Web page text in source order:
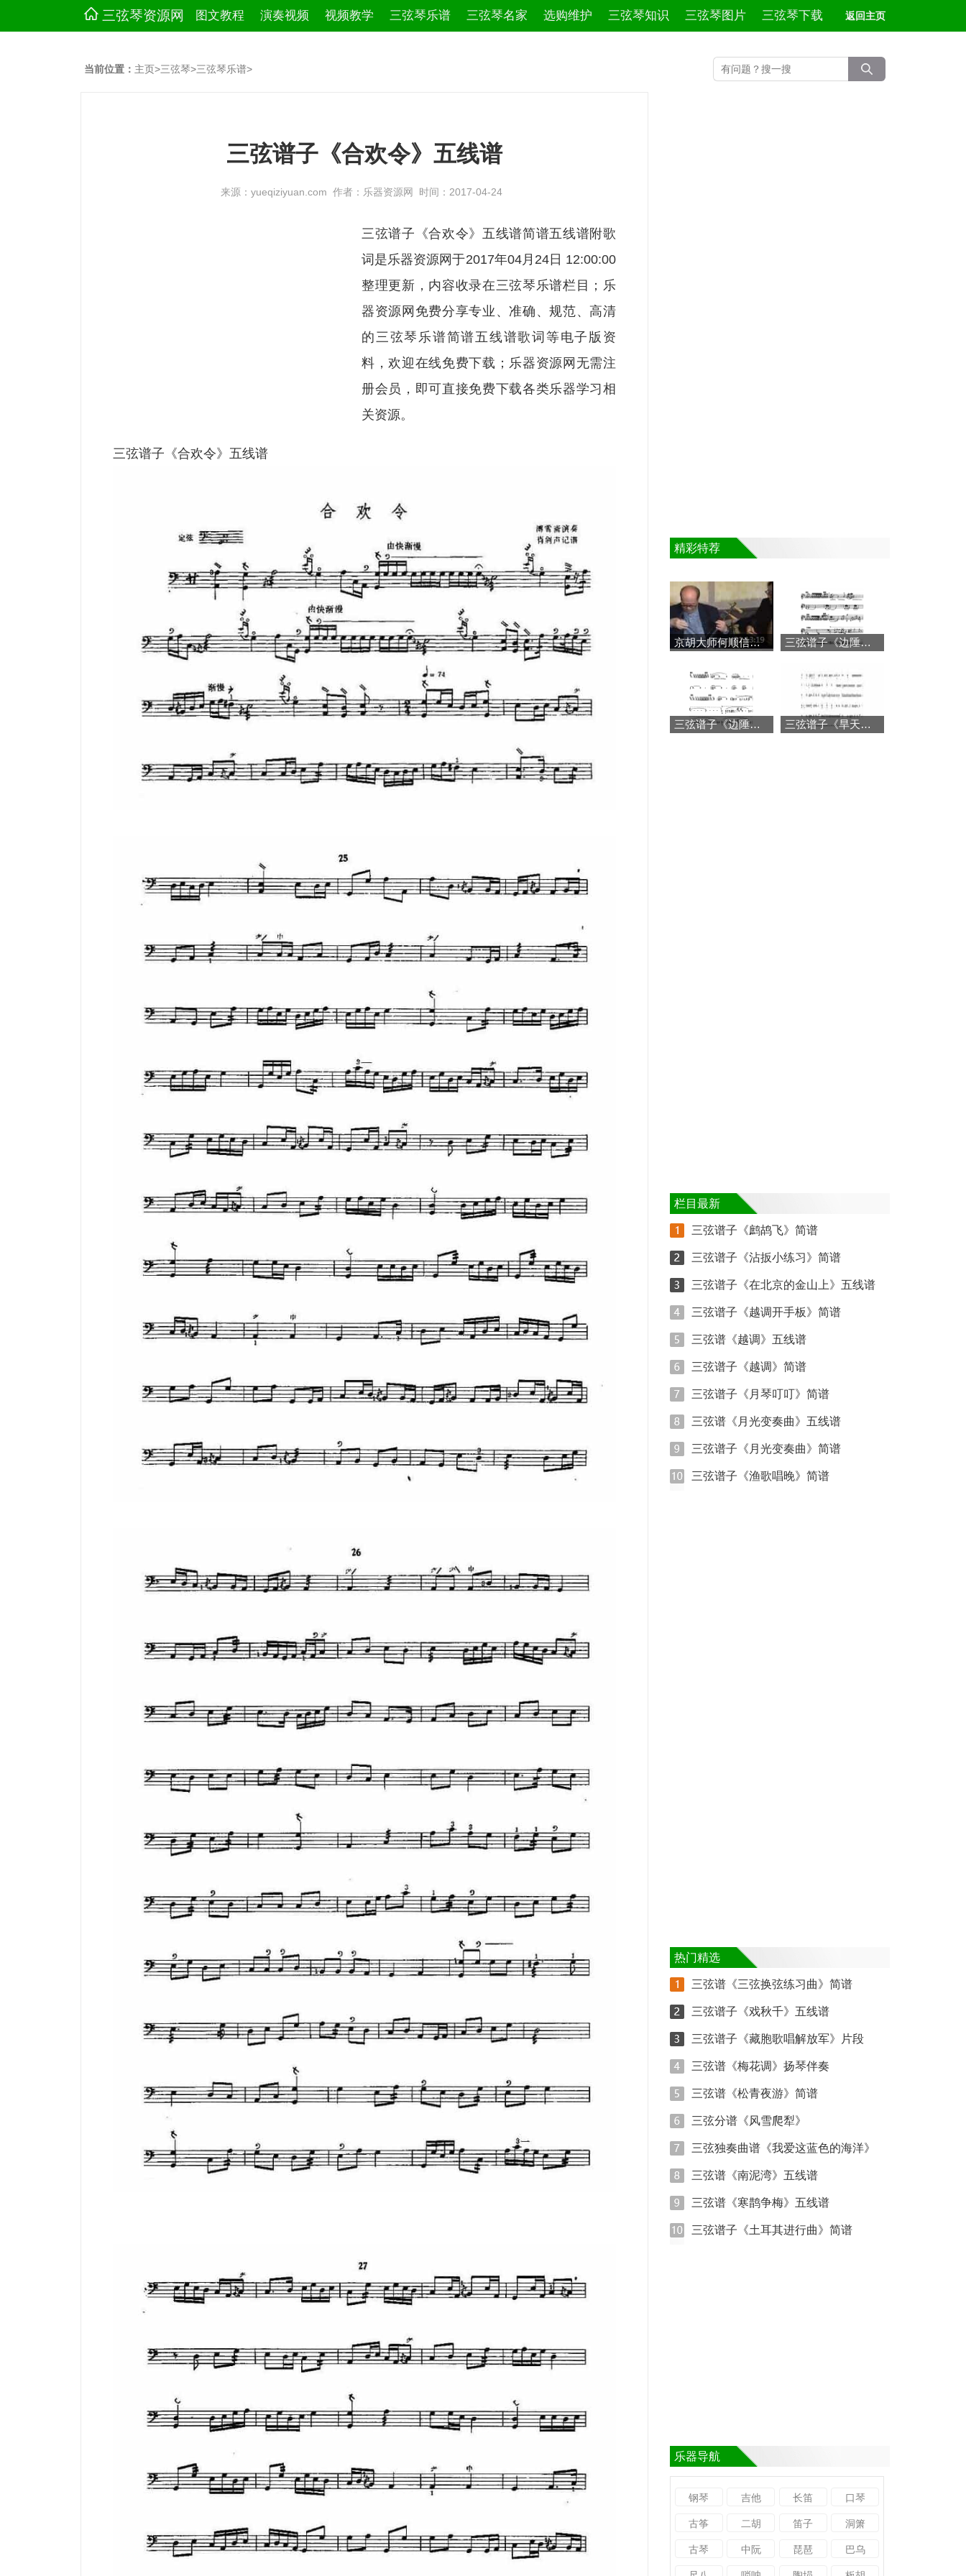
三弦琴资源网 图文教程 演奏视频 视频教学 三弦琴乐谱 三弦琴名家 选购维护 三弦琴知识 三弦琴图片 三弦琴下载 返回主页
当前位置： 主页>三弦琴>三弦琴乐谱>
三弦谱子《合欢令》五线谱
来源：yueqiziyuan.com 作者：乐器资源网 时间：2017-04-24
三弦谱子《合欢令》五线谱简谱五线谱附歌
词是乐器资源网于2017年04月24日 12:00:00
整理更新，内容收录在三弦琴乐谱栏目；乐
器资源网免费分享专业、准确、规范、高清
的三弦琴乐谱简谱五线谱歌词等电子版资
料，欢迎在线免费下载；乐器资源网无需注
册会员，即可直接免费下载各类乐器学习相
关资源。
三弦谱子《合欢令》五线谱
精彩特荐
京胡大师何顺信八十高龄 三弦谱子《边陲风情》五
三弦谱子《边陲风情》 三弦谱子《旱天雷》简谱
栏目最新
三弦谱子《鹧鸪飞》简谱
三弦谱子《沾扳小练习》简谱
三弦谱子《在北京的金山上》五线谱
三弦谱子《越调开手板》简谱
三弦谱《越调》五线谱
三弦谱子《越调》简谱
三弦谱子《月琴叮叮》简谱
三弦谱《月光变奏曲》五线谱
三弦谱子《月光变奏曲》简谱
三弦谱子《渔歌唱晚》简谱
热门精选
三弦谱《三弦换弦练习曲》简谱
三弦谱子《戏秋千》五线谱
三弦谱子《藏胞歌唱解放军》片段
三弦谱《梅花调》扬琴伴奏
三弦谱《松青夜游》简谱
三弦分谱《风雪爬犁》
三弦独奏曲谱《我爱这蓝色的海洋》
三弦谱《南泥湾》五线谱
三弦谱《寒鹊争梅》五线谱
三弦谱子《土耳其进行曲》简谱
乐器导航
钢琴 吉他 长笛 口琴
古筝 二胡 笛子 洞箫
古琴 中阮 琵琶 巴乌